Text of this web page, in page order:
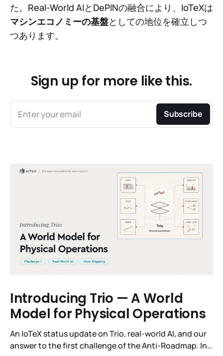
た。Real-World AIとDePINの融合により、IoTeXは
マシンエコノミーの基盤としての地位を確立しつ
つあります。
Sign up for more like this.
Enter your email Subscribe
Introducing Trio — A World
Model for Physical Operations
An IoTeX status update on Trio, real-world AI, and our
answer to the first challenge of the Anti-Roadmap. In